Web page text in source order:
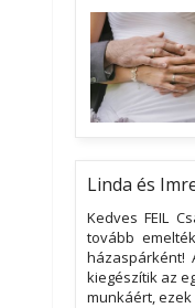
Linda és
Kedves FEIL
tovább
házaspárként!
kiegészítik az
munkáért,